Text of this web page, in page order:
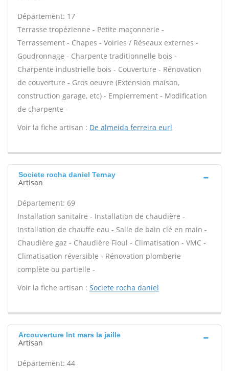
Département: 17
Terrasse tropézienne - Petite maçonnerie -
Terrassement - Chapes - Voiries / Réseaux externes -
Goudronnage - Charpente traditionnelle bois -
Charpente industrielle bois - Couverture - Rénovation
de couverture - Gros oeuvre (Extension maison,
construction garage, etc) - Empierrement - Modification
de charpente -
Voir la fiche artisan : De almeida ferreira eurl
Societe rocha daniel Ternay
Artisan
Département: 69
Installation sanitaire - Installation de chaudière -
Installation de chauffe eau - Salle de bain clé en main -
Chaudière gaz - Chaudière Fioul - Climatisation - VMC -
Climatisation réversible - Rénovation plomberie
complète ou partielle -
Voir la fiche artisan : Societe rocha daniel
Arcouverture Int mars la jaille
Artisan
Département: 44